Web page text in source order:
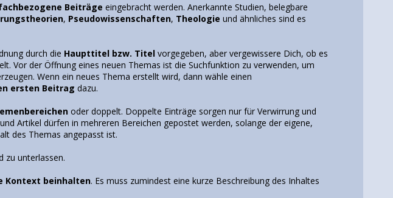
Beiträge eingebracht werden. Anerkannte Studien, belegbare
, Pseudowissenschaften, Theologie und ähnliches sind es
durch die Haupttitel bzw. Titel vorgegeben, aber vergewissere Dich, ob es
Vor der Öffnung eines neuen Themas ist die Suchfunktion zu verwenden, um
Wenn ein neues Thema erstellt wird, dann wähle einen
ersten Beitrag dazu.
oder doppelt. Doppelte Einträge sorgen nur für Verwirrung und
Artikel dürfen in mehreren Bereichen gepostet werden, solange der eigene,
des Themas angepasst ist.
zu unterlassen.
Kontext beinhalten. Es muss zumindest eine kurze Beschreibung des Inhaltes